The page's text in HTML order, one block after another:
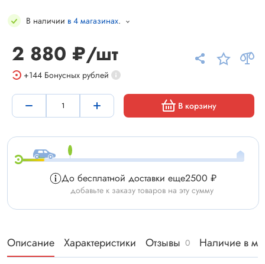
В наличии в 4 магазинах.
2 880 ₽/шт
+144 Бонусных рублей
В корзину
До бесплатной доставки еще2500 ₽
добавьте к заказу товаров на эту сумму
Описание Характеристики Отзывы 0 Наличие в